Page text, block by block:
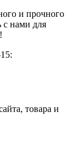
и прочного
с нами для
товара и